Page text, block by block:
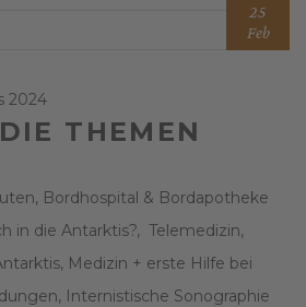
25
Feb
2024
THEMEN
Bordhospital & Bordapotheke
in die Antarktis?, Telemedizin,
Medizin + erste Hilfe bei
Internistische Sonographie